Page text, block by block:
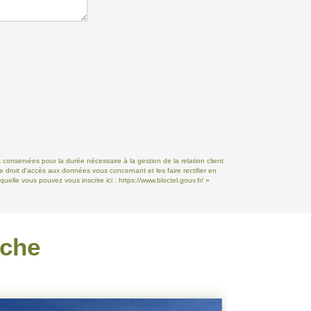
pour la durée nécessaire à la gestion de la relation client
d'accès aux données vous concernant et les faire rectifier en
vous pouvez vous inscrire ici : https://www.bloctel.gouv.fr/ »